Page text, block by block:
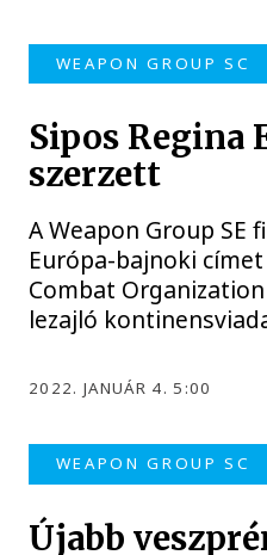
WEAPON GROUP SC
Sipos Regina
szerzett
A Weapon Group SE
Európa-bajnoki
Combat
lezajló
2022. JANUÁR 4. 5:00
WEAPON GROUP SC
Újabb